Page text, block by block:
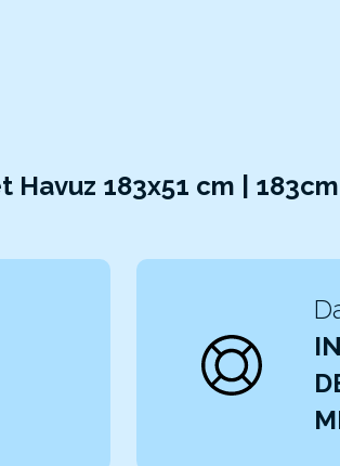
Havuz 183x51 cm |